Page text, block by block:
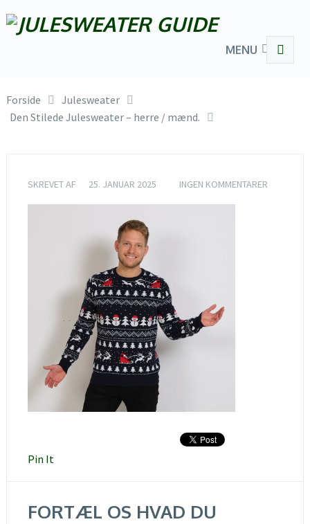
MENU
Forside
Julesweater
Den Stilede Julesweater – herre / mænd.
SKREVET AF 25. JANUAR 2025 INGEN KOMMENTARER
Pin It
FORTÆL OS HVAD DU